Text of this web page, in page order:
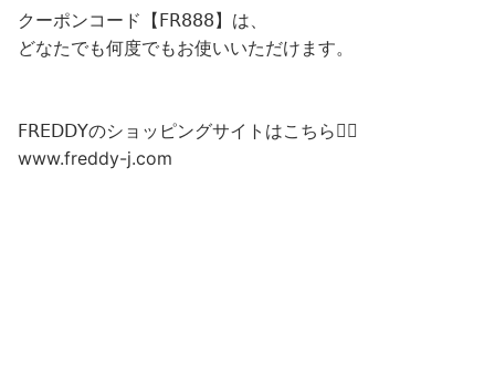
クーポンコード【𝖥𝖱𝟪𝟪𝟪】は、
どなたでも何度でもお使いいただけます。
𝖥𝖱𝖤𝖣𝖣𝖸のショッピングサイトはこちら💁‍♀️
www.freddy-j.com